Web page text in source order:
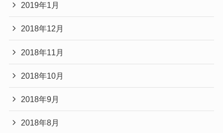
2019年1月
2018年12月
2018年11月
2018年10月
2018年9月
2018年8月